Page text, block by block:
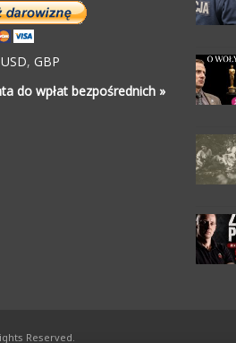
USD, GBP
do wpłat bezpośrednich »
Reserved.